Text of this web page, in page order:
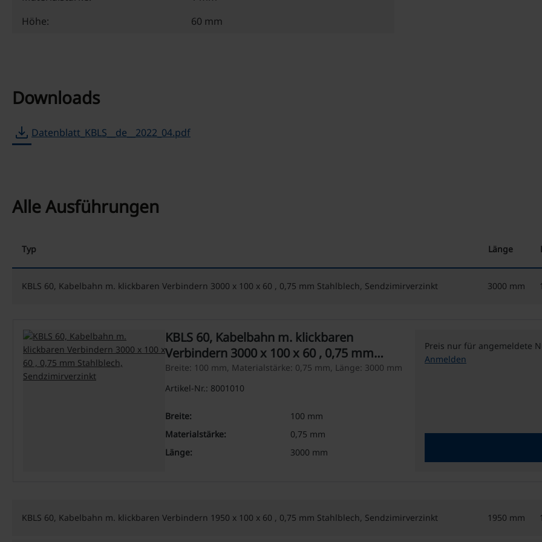
Höhe:
60 mm
Downloads
download Datenblatt_KBLS__de__2022_04.pdf
Alle Ausführungen
Typ Länge
KBLS 60, Kabelbahn m. klickbaren Verbindern 3000 x 100 x 60 , 0,75 mm Stahlblech, Sendzimirverzinkt 3000 mm
KBLS 60, Kabelbahn m. klickbaren
Verbindern 3000 x 100 x 60 , 0,75 mm
Stahlblech, Sendzimirverzinkt
Breite: 100 mm, Materialstärke: 0,75 mm, Länge: 3000 mm
Artikel-Nr.: 8001010
Breite:
100 mm
Materialstärke:
0,75 mm
Länge:
3000 mm
Preis nur für angemeldete
Anmelden
KBLS 60, Kabelbahn m. klickbaren Verbindern 1950 x 100 x 60 , 0,75 mm Stahlblech, Sendzimirverzinkt 1950 mm